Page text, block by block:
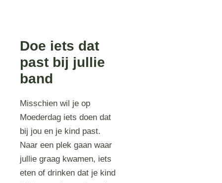
Doe iets dat
past bij jullie
band
Misschien wil je op
Moederdag iets doen dat
bij jou en je kind past.
Naar een plek gaan waar
jullie graag kwamen, iets
eten of drinken dat je kind